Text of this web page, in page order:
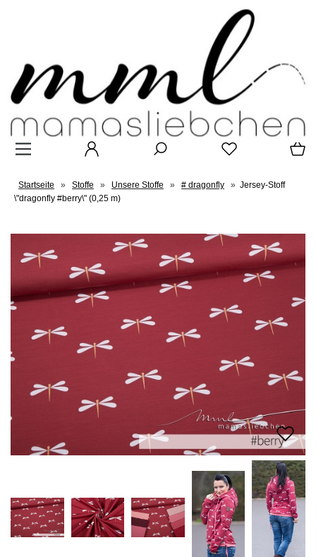
Startseite » Stoffe » Unsere Stoffe » # dragonfly » Jersey-Stoff
\"dragonfly #berry\" (0,25 m)